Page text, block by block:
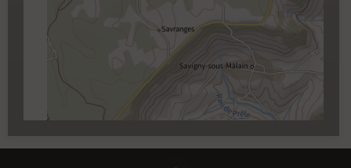
Carroyage UTM
(1km à partir du niveau de
zoom 14)